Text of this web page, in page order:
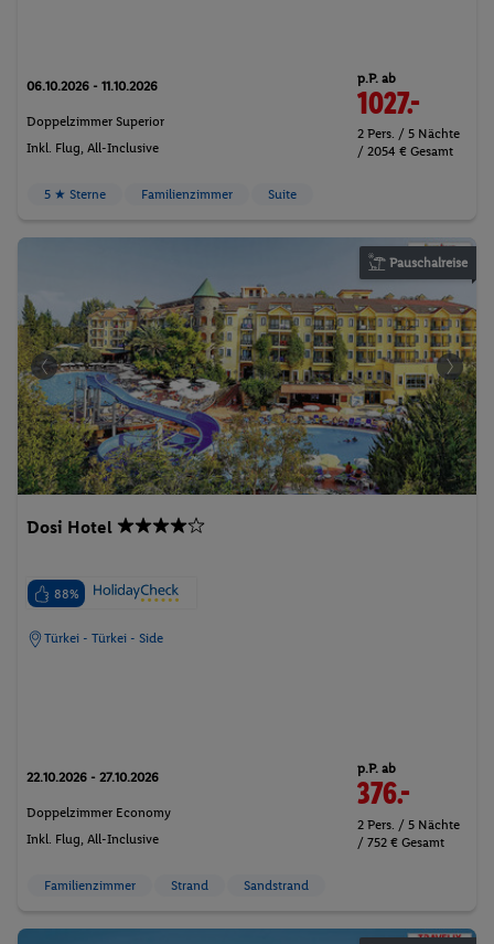
06.10.2026 - 11.10.2026
Doppelzimmer Superior
Inkl. Flug, All-Inclusive
p.P. ab
1027.-
2 Pers. / 5 Nächte
/ 2054 € Gesamt
5 ★ Sterne Familienzimmer Suite
Pauschalreise
Dosi Hotel
88%
Türkei - Türkei - Side
22.10.2026 - 27.10.2026
Doppelzimmer Economy
Inkl. Flug, All-Inclusive
p.P. ab
376.-
2 Pers. / 5 Nächte
/ 752 € Gesamt
Familienzimmer Strand Sandstrand